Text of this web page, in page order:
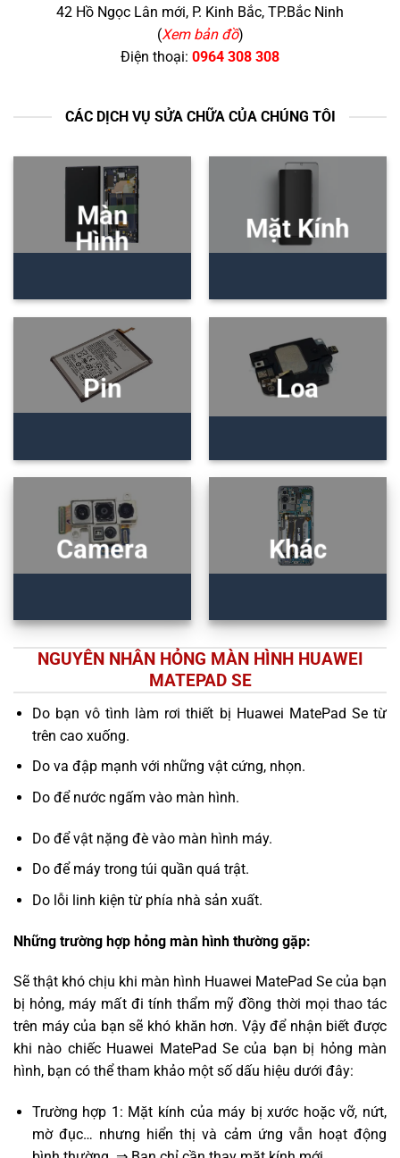
42 Hồ Ngọc Lân mới, P. Kinh Bắc, TP.Bắc Ninh
(Xem bản đồ)
Điện thoại: 0964 308 308
CÁC DỊCH VỤ SỬA CHỮA CỦA CHÚNG TÔI
Màn
Hình
Mặt Kính
Pin Loa
Camera Khác
NGUYÊN NHÂN HỎNG MÀN HÌNH HUAWEI
MATEPAD SE
Do bạn vô tình làm rơi thiết bị Huawei MatePad Se từ
trên cao xuống.
Do va đập mạnh với những vật cứng, nhọn.
Do để nước ngấm vào màn hình.
Do để vật nặng đè vào màn hình máy.
Do để máy trong túi quần quá trật.
Do lỗi linh kiện từ phía nhà sản xuất.
Những trường hợp hỏng màn hình thường gặp:
Sẽ thật khó chịu khi màn hình Huawei MatePad Se của bạn
bị hỏng, máy mất đi tính thẩm mỹ đồng thời mọi thao tác
trên máy của bạn sẽ khó khăn hơn. Vậy để nhận biết được
khi nào chiếc Huawei MatePad Se của bạn bị hỏng màn
hình, bạn có thể tham khảo một số dấu hiệu dưới đây:
Trường hợp 1: Mặt kính của máy bị xước hoặc vỡ, nứt,
mờ đục… nhưng hiển thị và cảm ứng vẫn hoạt động